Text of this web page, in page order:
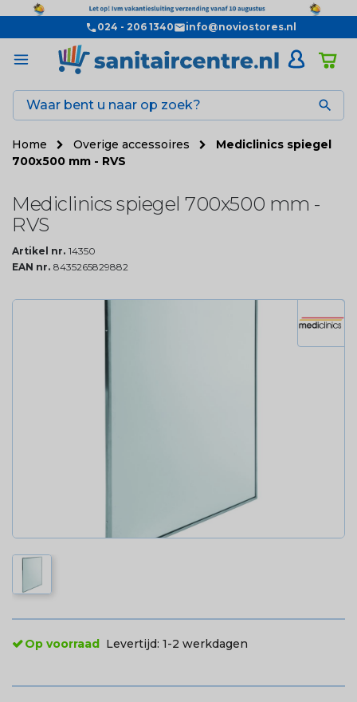
024 - 206 1340 info@noviostores.nl

Home Overige accessoires
Mediclinics spiegel
700x500 mm - RVS
Mediclinics spiegel 700x500 mm -
RVS
Artikel nr. 14350
EAN nr. 8435265829882
Op voorraad Levertijd: 1-2 werkdagen